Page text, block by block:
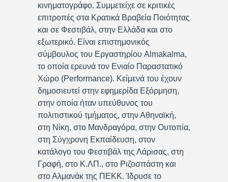
κινηματογράφο. Συμμετείχε σε κριτικές
επιτροπές στα Κρατικά Βραβεία Ποιότητας
και σε Φεστιβάλ, στην Ελλάδα και στο
εξωτερικό. Είναι επιστημονικός
σύμβουλος του Εργαστηρίου Almakalma,
το οποία ερευνά τον Ενιαίο Παραστατικό
Χώρο (Performance). Κείμενά του έχουν
δημοσιευτεί στην εφημερίδα Εξόρμηση,
στην οποία ήταν υπεύθυνος του
πολιτιστικού τμήματος, στην Αθηναϊκή,
στη Νίκη, στο Μανδραγόρα, στην Ουτοπία,
στη Σύγχρονη Εκπαίδευση, στον
κατάλογο του Φεστιβάλ της Λάρισας, στη
Γραφή, στο Κ.ΛΠ., στο Ριζοσπάστη και
στο Αλμανάκ της ΠΕΚΚ. Ίδρυσε το